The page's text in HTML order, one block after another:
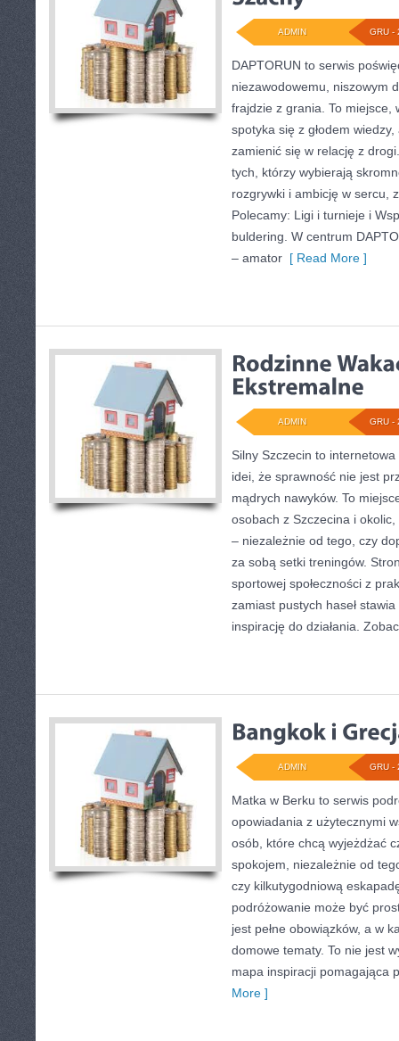
GRU -
ADMIN
DAPTORUN to serwis
niezawodowemu, niszowym
frajdzie z grania. To miejsce,
spotyka się z głodem
zamienić się w relację z
tych, którzy wybierają
rozgrywki i ambicję w sercu,
Polecamy: Ligi i turnieje i
buldering. W centrum
– amator [ Read More ]
GRU -
ADMIN
Silny Szczecin to
idei, że sprawność nie jest
mądrych nawyków. To
osobach z Szczecina i
– niezależnie od tego, czy
za sobą setki treningów.
sportowej społeczności z
zamiast pustych haseł
inspirację do działania.
GRU -
ADMIN
Matka w Berku to serwis
opowiadania z użytecznymi
osób, które chcą wyjeżdżać
spokojem, niezależnie od
czy kilkutygodniową
podróżowanie może być
jest pełne obowiązków, a w
domowe tematy. To nie jest
mapa inspiracji pomagająca
More ]